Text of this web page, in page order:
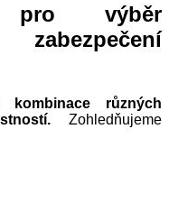
pro výběr
kombinace různých
Zohledňujeme